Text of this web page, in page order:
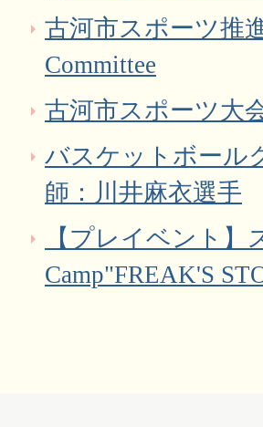
古河市スポーツ推
Committee
古河市スポーツ大
バスケットボール
師：川井麻衣選手
【プレイベント
Camp"FREAK'S